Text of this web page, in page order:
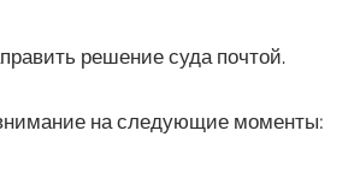
решение суда почтой.
на следующие моменты: